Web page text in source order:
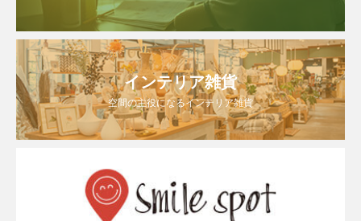
インテリア雑貨
空間の主役になるインテリア雑貨